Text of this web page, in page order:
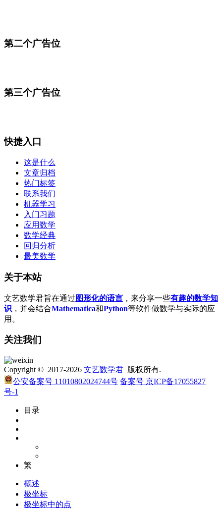
第二个广告位
第三个广告位
快捷入口
这是什么
文章归档
热门标签
联系我们
机器学习
入门习题
应用数学
数学经典
回归分析
最美数学
关于本站
文艺数学君旨在通过 图形化的语言 ，来分享一些有趣的数学知
识 ，并会结合Mathematica和Python等软件做数学与实际的应
用。
关注我们
Copyright © 2017-2026 文艺数学君 版权所有.
公安备案号 11010802024744号 备案号 京ICP备17055827
号-1
目录
繁
概述
极坐标
极坐标中的点